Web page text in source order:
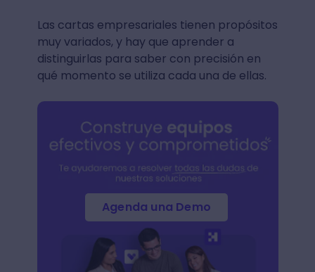
Las cartas empresariales tienen propósitos
muy variados, y hay que aprender a
distinguirlas para saber con precisión en
qué momento se utiliza cada una de ellas.
Agenda una Demo